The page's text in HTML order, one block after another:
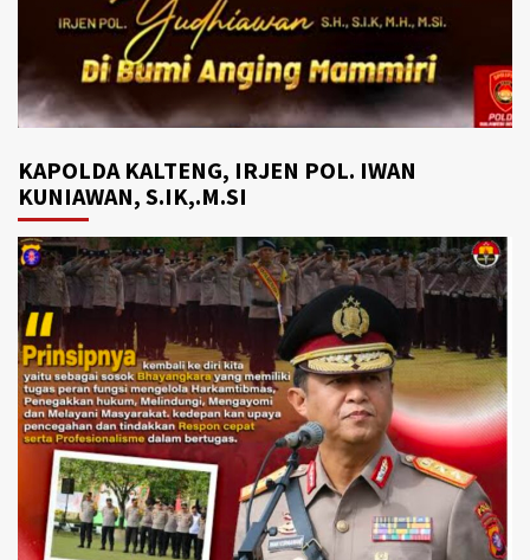
KAPOLDA KALTENG, IRJEN POL. IWAN
KUNIAWAN, S.IK,.M.SI